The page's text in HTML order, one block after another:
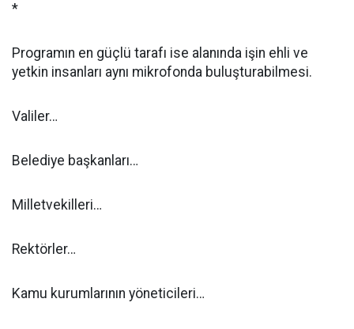
*
Programın en güçlü tarafı ise alanında işin ehli ve
yetkin insanları aynı mikrofonda buluşturabilmesi.
Valiler…
Belediye başkanları…
Milletvekilleri…
Rektörler…
Kamu kurumlarının yöneticileri…